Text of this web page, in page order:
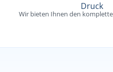
Druck
Wir bieten Ihnen den